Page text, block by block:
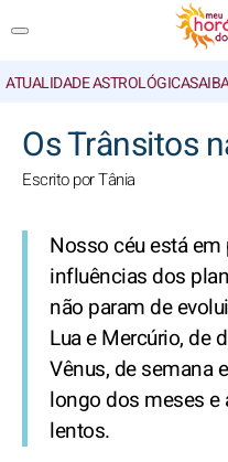
ATUALIDADE ASTROLÓGICA
Os Trânsitos
Escrito por Tânia
Nosso céu está
influências dos
não param de
Lua e Mercúrio, de
Vênus, de semana
longo dos meses
lentos.